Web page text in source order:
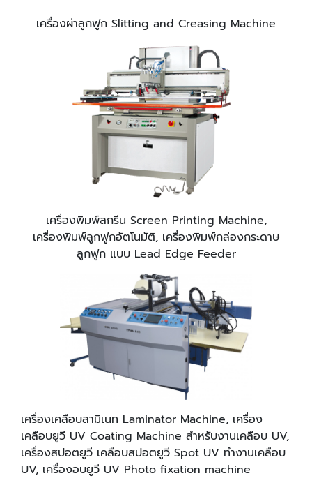
เครื่องผ่าลูกฟูก Slitting and Creasing Machine
เครื่องพิมพ์สกรีน Screen Printing Machine,
เครื่องพิมพ์ลูกฟูกอัตโนมัติ, เครื่องพิมพ์กล่องกระดาษ
ลูกฟูก แบบ Lead Edge Feeder
เครื่องเคลือบลามิเนท Laminator Machine, เครื่อง
เคลือบยูวี UV Coating Machine สำหรับงานเคลือบ UV,
เครื่องสปอตยูวี เคลือบสปอตยูวี Spot UV ทำงานเคลือบ
UV, เครื่องอบยูวี UV Photo fixation machine